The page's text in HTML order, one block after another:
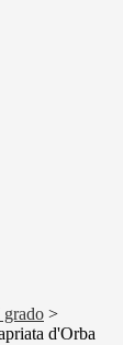
grado >
d'Orba